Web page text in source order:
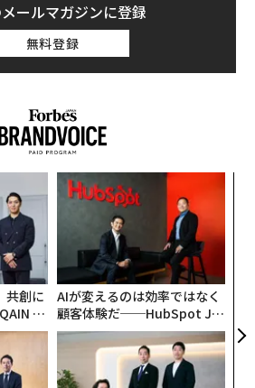
ールマガジンに登録
無料登録
共創に
JA
AIが変えるのは効率ではなく
顧客体験だ──HubSpot Ja
panが語る「Grow Better」
な組織のつくり方